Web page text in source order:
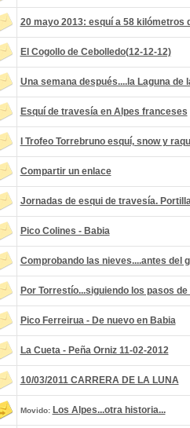
20 mayo 2013: esquí a 58 kilómetros
El Cogollo de Cebolledo(12-12-12)
Una semana después....la Laguna de
Esquí de travesía en Alpes franceses
I Trofeo Torrebruno esquí, snow y
Compartir un enlace
Jornadas de esqui de travesía.
Pico Colines - Babia
Comprobando las nieves....antes del
Por Torrestío...siguiendo los pasos de
Pico Ferreirua - De nuevo en Babia
La Cueta - Peña Orniz 11-02-2012
10/03/2011 CARRERA DE LA LUNA
Movido: Los Alpes...otra historia...